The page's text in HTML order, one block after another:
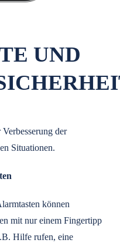
UND
der
Situationen.
können
mit nur einem Fingertipp
Hilfe rufen, eine